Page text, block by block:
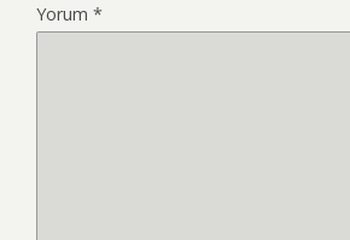
Yorum *